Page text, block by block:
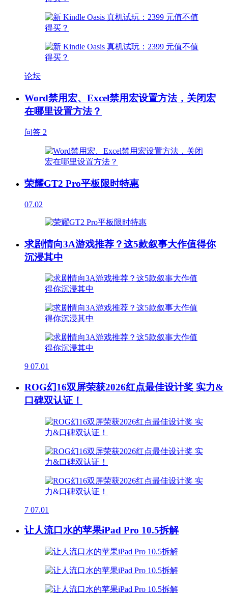
论坛
Word禁用宏、Excel禁用宏设置方法，关闭宏
在哪里设置方法？
问答 2
荣耀GT2 Pro平板限时特惠
07.02
求剧情向3A游戏推荐？这5款叙事大作值得你
沉浸其中
9 07.01
ROG幻16双屏荣获2026红点最佳设计奖 实力&
口碑双认证！
7 07.01
让人流口水的苹果iPad Pro 10.5拆解